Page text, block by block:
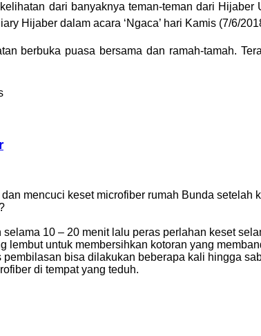
dari banyaknya teman-teman dari
Hijaber dalam acara ‘Ngaca’ hari Kamis (7/6/
berbuka puasa bersama dan ramah-tamah.
mencuci keset microfiber rumah Bunda
10 – 20 menit lalu peras perlahan keset
lembut untuk membersihkan kotoran yang
bisa dilakukan beberapa kali hingga
di tempat yang teduh.